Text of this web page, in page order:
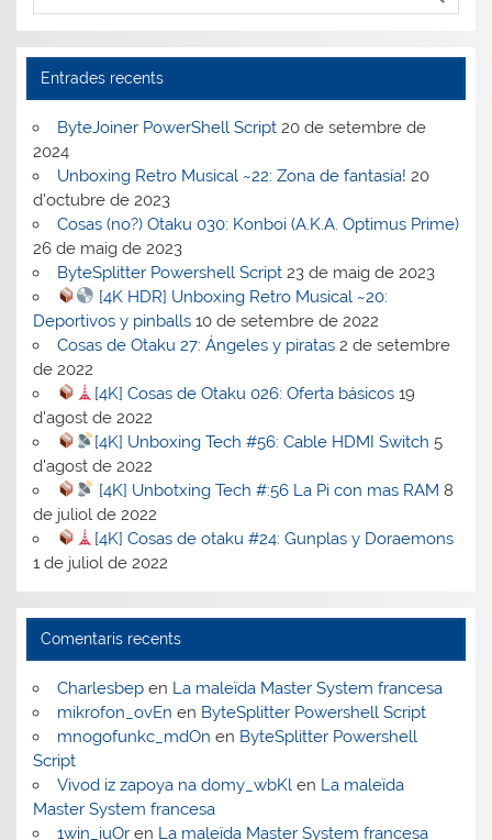
Entrades recents
ByteJoiner PowerShell Script 20 de setembre de
2024
Unboxing Retro Musical ~22: Zona de fantasía! 20
d'octubre de 2023
Cosas (no?) Otaku 030: Konboi (A.K.A. Optimus Prime)
26 de maig de 2023
ByteSplitter Powershell Script 23 de maig de 2023
[4K HDR] Unboxing Retro Musical ~20:
Deportivos y pinballs 10 de setembre de 2022
Cosas de Otaku 27: Ángeles y piratas 2 de setembre
de 2022
[4K] Cosas de Otaku 026: Oferta básicos 19
d'agost de 2022
[4K] Unboxing Tech #56: Cable HDMI Switch 5
d'agost de 2022
[4K] Unbotxing Tech #:56 La Pi con mas RAM 8
de juliol de 2022
[4K] Cosas de otaku #24: Gunplas y Doraemons
1 de juliol de 2022
Comentaris recents
Charlesbepen La maleïda Master System francesa
mikrofon_ovEn en ByteSplitter Powershell Script
mnogofunkc_mdOn en ByteSplitter Powershell
Script
Vivod iz zapoya na domy_wbKlen La maleïda
Master System francesa
1win_iuOren La maleïda Master System francesa